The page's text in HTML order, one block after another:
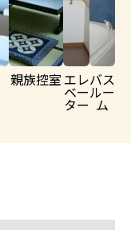
親族控室 エレ
ベー
ター
バス
ルー
ム